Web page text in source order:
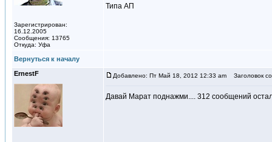
Зарегистрирован:
16.12.2005
Сообщения: 13765
Откуда: Уфа
Типа АП
Вернуться к началу
ErnestF
Добавлено: Пт Май 18, 2012 12:33 am Заголовок
Давай Марат поднажми.... 312 сообщений